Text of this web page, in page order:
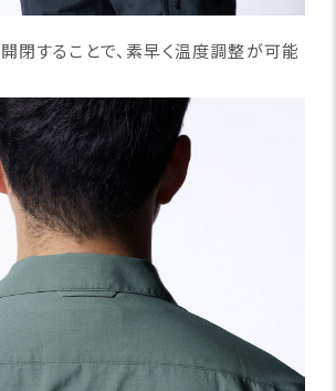
閉することで、素早く温度調整が可能